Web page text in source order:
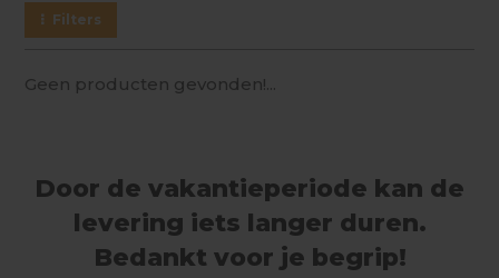
Filters
Geen producten gevonden!...
Door de vakantieperiode kan de
levering iets langer duren.
Bedankt voor je begrip!